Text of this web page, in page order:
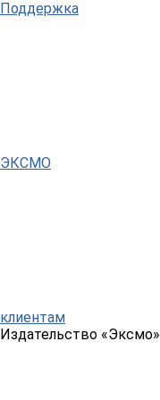
Поддержка
ЭКСМО
клиентам
Издательство «Эксмо»